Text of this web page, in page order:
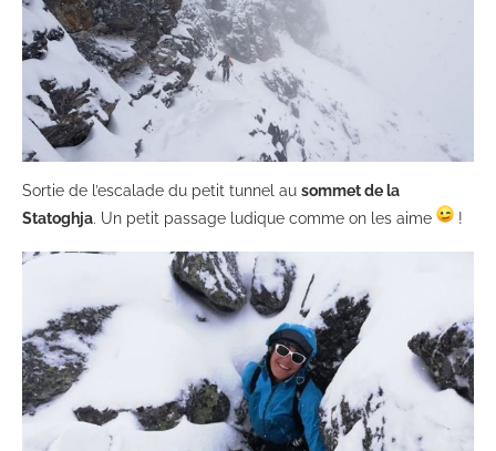
Sortie de l’escalade du petit tunnel au sommet de la
Statoghja. Un petit passage ludique comme on les aime !